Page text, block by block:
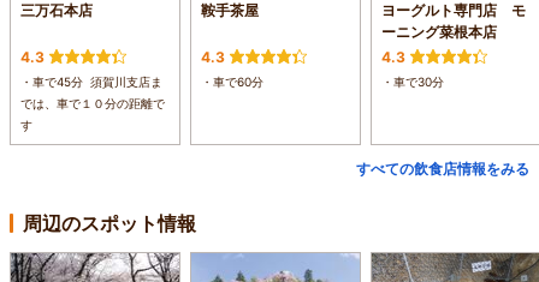
三万石本店
4.3
・車で45分 須賀川支店ま
では、車で１０分の距離で
す
鞍手茶屋
4.3
・車で60分
ヨーグルト専門店 モ
ーニング菜根本店
4.3
・車で30分
すべての飲食店情報をみる
周辺のスポット情報